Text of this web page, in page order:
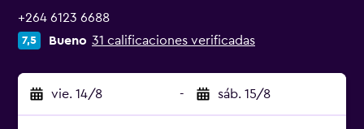
+264 6123 6688
7,5 Bueno 31 calificaciones verificadas
vie. 14/8 - sáb. 15/8